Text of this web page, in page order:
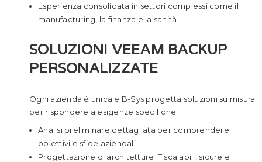
Esperienza consolidata in settori complessi come il
manufacturing, la finanza e la sanità.
SOLUZIONI VEEAM BACKUP
PERSONALIZZATE
Ogni azienda è unica e B-Sys progetta soluzioni su misura
per rispondere a esigenze specifiche.
Analisi preliminare dettagliata per comprendere
obiettivi e sfide aziendali.
Progettazione di architetture IT scalabili, sicure e